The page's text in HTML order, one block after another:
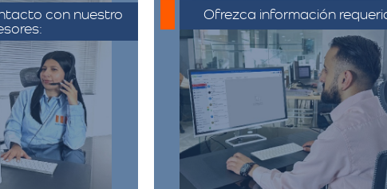
con nuestro
de solicitud
puede
a través de
click en
Ofrezca información
Debe proporcionar información
detallada sobre la mudanza,
incluyendo la dirección de
y destino, el tipo y cantidad de
pertenencias.​